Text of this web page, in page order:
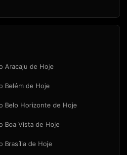
Aracaju de Hoje
Belém de Hoje
Belo Horizonte de Hoje
Boa Vista de Hoje
Brasília de Hoje